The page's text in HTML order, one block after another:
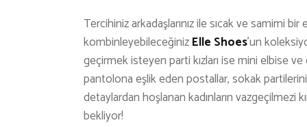
Tercihiniz arkadaşlarınız ile sıcak ve samimi
kombinleyebileceğinizElle Shoes’un
geçirmek isteyen parti kızları ise mini elbise
pantolona eşlik eden postallar, sokak
detaylardan hoşlanan kadınların vazgeçilmezi
bekliyor!